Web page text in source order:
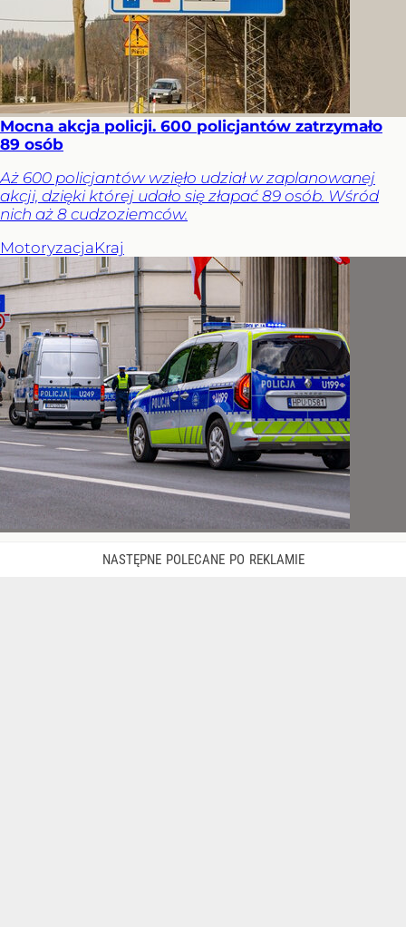
Mocna akcja policji. 600 policjantów zatrzymało
89 osób
Aż 600 policjantów wzięło udział w zaplanowanej
akcji, dzięki której udało się złapać 89 osób. Wśród
nich aż 8 cudzoziemców.
MotoryzacjaKraj